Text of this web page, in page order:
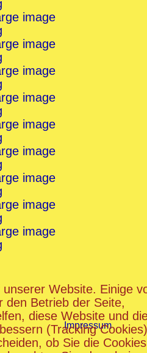
Impressum
Website. Einige
den Betrieb der Seite,
diese Website und
(Tracking
ob Sie die Cookies